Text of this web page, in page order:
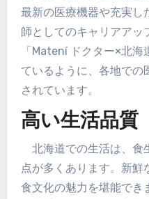
最新の医療機器や充実し
師としてのキャリアアッ
「Matení ドクター×北
ているように、各地での
されています。
高い生活品質
北海道での生活は、食
点が多くあります。新鮮
食文化の魅力を堪能でき